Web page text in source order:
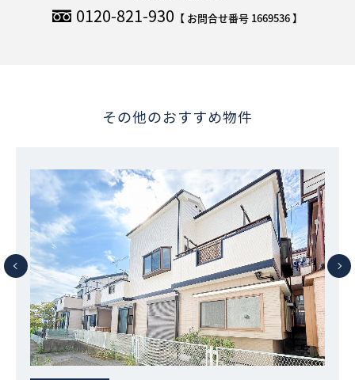
0120-821-930 【 お問合せ番号 1669536 】
その他のおすすめ物件